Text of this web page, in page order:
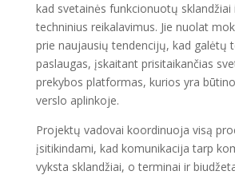
kad svetainės funkcionuotų
techninius reikalavimus. Jie nuolat
prie naujausių tendencijų, kad galėtų
paslaugas, įskaitant prisitaikančias
prekybos platformas, kurios yra
verslo aplinkoje.
Projektų vadovai koordinuoja visą
įsitikindami, kad komunikacija tarp
vyksta sklandžiai, o terminai ir